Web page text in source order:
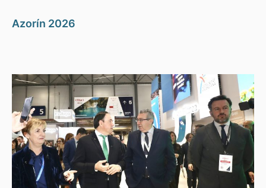
Azorín 2026